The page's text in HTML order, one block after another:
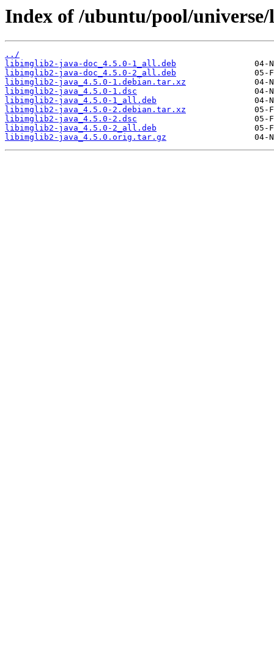
Index of /ubuntu/pool/
../
libimglib2-java-doc_4.5.0-1_all.deb
libimglib2-java-doc_4.5.0-2_all.deb
libimglib2-java_4.5.0-1.debian.tar.xz
libimglib2-java_4.5.0-1.dsc
libimglib2-java_4.5.0-1_all.deb
libimglib2-java_4.5.0-2.debian.tar.xz
libimglib2-java_4.5.0-2.dsc
libimglib2-java_4.5.0-2_all.deb
libimglib2-java_4.5.0.orig.tar.gz